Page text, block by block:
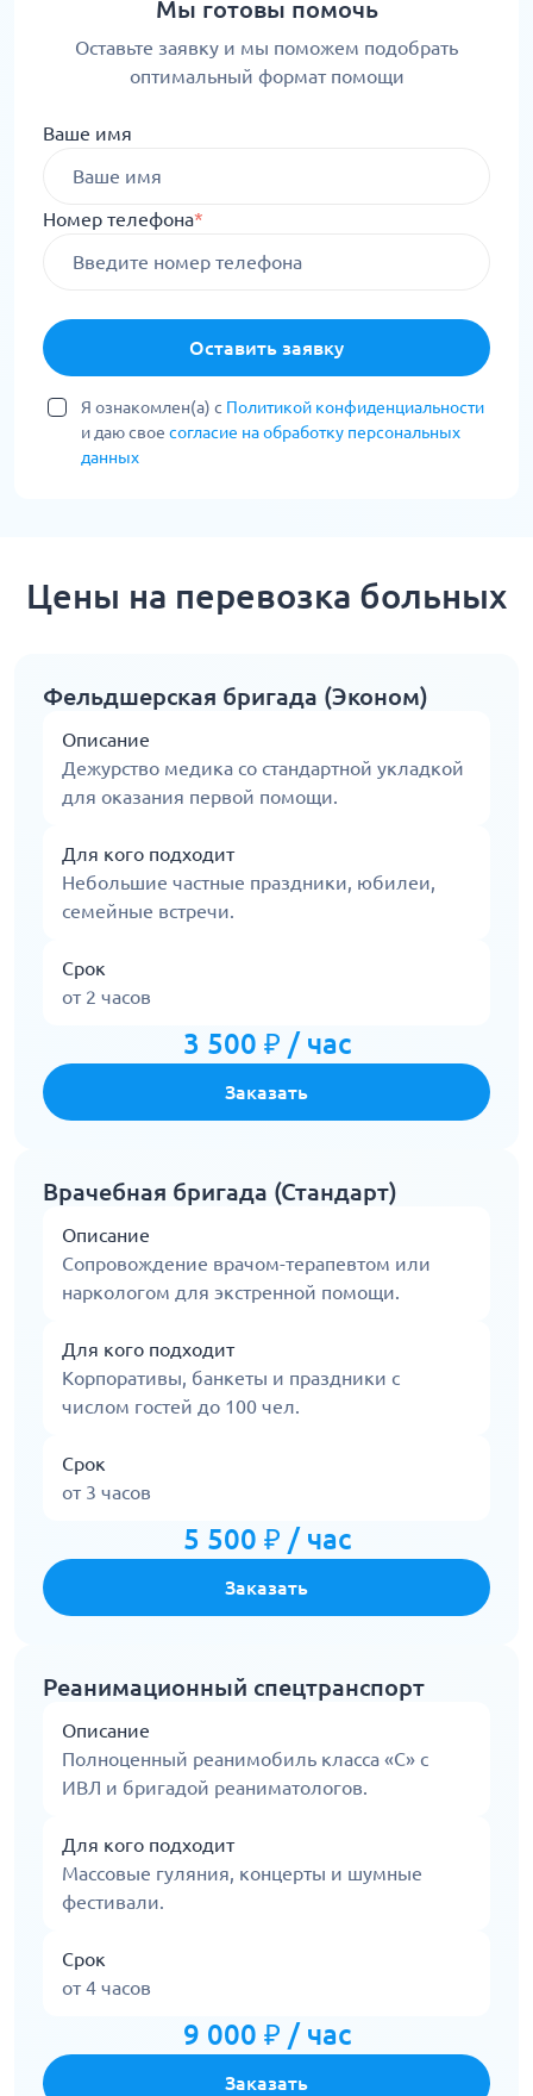
Мы готовы помочь
Оставьте заявку и мы поможем подобрать
оптимальный формат помощи
Ваше имя
Номер телефона*
Оставить заявку
Я ознакомлен(а) с Политикой конфиденциальности
и даю свое согласие на обработку персональных
данных
Цены на перевозка больных
Фельдшерская бригада (Эконом)
Описание
Дежурство медика со стандартной укладкой
для оказания первой помощи.
Для кого подходит
Небольшие частные праздники, юбилеи,
семейные встречи.
Срок
от 2 часов
3 500 ₽ / час
Заказать
Врачебная бригада (Стандарт)
Описание
Сопровождение врачом-терапевтом или
наркологом для экстренной помощи.
Для кого подходит
Корпоративы, банкеты и праздники с
числом гостей до 100 чел.
Срок
от 3 часов
5 500 ₽ / час
Заказать
Реанимационный спецтранспорт
Описание
Полноценный реанимобиль класса «С» с
ИВЛ и бригадой реаниматологов.
Для кого подходит
Массовые гуляния, концерты и шумные
фестивали.
Срок
от 4 часов
9 000 ₽ / час
Заказать